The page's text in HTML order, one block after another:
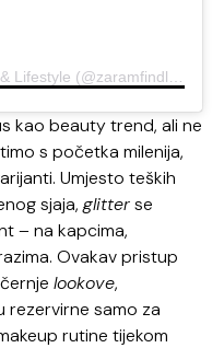
A post shared by Zara | Makeup & Lifestyle (@zaramfindlay)
kao beauty trend, ali ne
s početka milenija,
Umjesto teških
sjaja,glitterse
– na kapcima,
Ovakav pristup
lookove,
rezervirne samo za
rutine tijekom